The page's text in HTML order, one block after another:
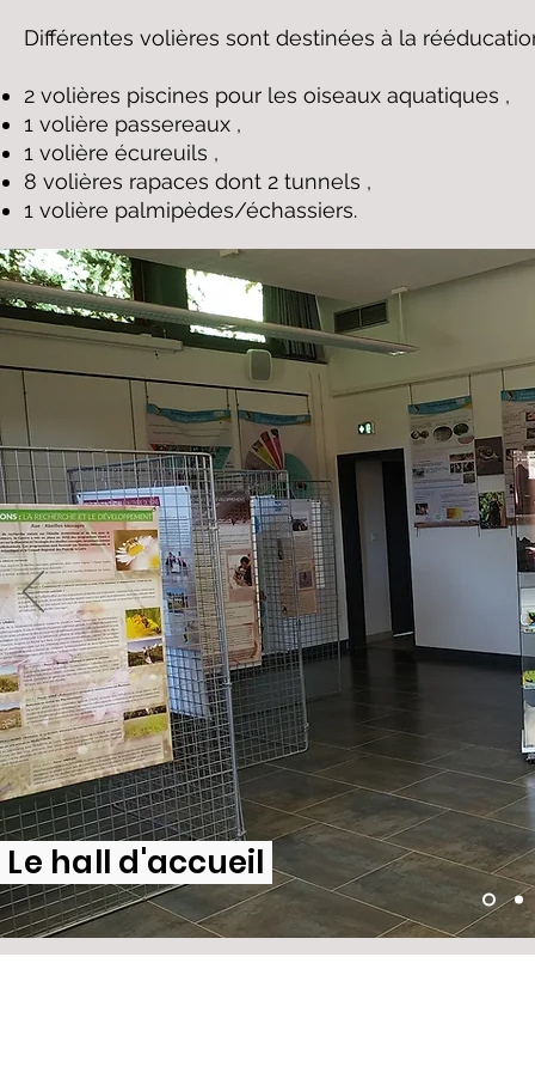
Différentes volières sont destinées à la
2 volières piscines pour les oiseaux aquatiques ,
1 volière passereaux ,
1 volière écureuils ,
8 volières rapaces dont 2 tunnels ,
1 volière palmipèdes/échassiers.
Le hall d'accueil